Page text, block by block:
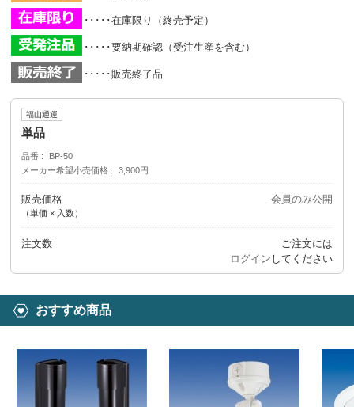
･････在庫限り（終売予定）
･････要納期確認（受注生産を含む）
･････販売終了品
福山通運
単品
品番
BP-50
メーカー希望小売価格
3,900円
販売価格
（単価 × 入数）
会員のみ公開
注文数
ご注文には
ログイン してください
おすすめ商品